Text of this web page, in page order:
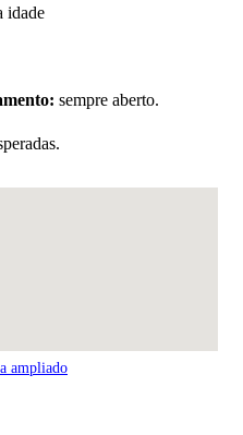
idade
sempre aberto.
ampliado